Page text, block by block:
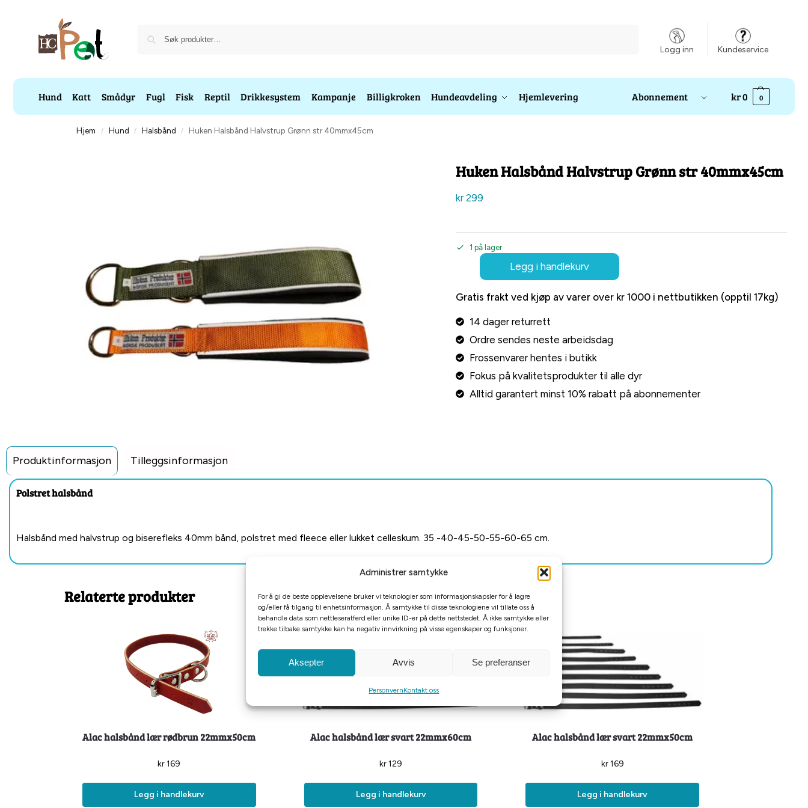
Administrer samtykke
For å gi de beste opplevelsene bruker vi teknologier som informasjonskapsler for å lagre
og/eller få tilgang til enhetsinformasjon. Å samtykke til disse teknologiene vil tillate oss å
behandle data som nettleseratferd eller unike ID-er på dette nettstedet. Å ikke samtykke eller
trekke tilbake samtykke kan ha negativ innvirkning på visse egenskaper og funksjoner.
Aksepter Avvis Se preferanser
PersonvernKontakt oss
Logg inn Kundeservice
Hund Katt Smådyr Fugl Fisk Reptil Drikkesystem Kampanje Billigkroken Hundeavdeling Hjemlevering Abonnement kr0 0
Hjem / Hund / Halsbånd / Huken Halsbånd Halvstrup Grønn str 40mmx45cm
Huken Halsbånd Halvstrup Grønn str 40mmx45cm
kr299
1 på lager
Legg i handlekurv
Gratis frakt ved kjøp av varer over kr 1000 i nettbutikken (opptil 17kg)
14 dager returrett
Ordre sendes neste arbeidsdag
Frossenvarer hentes i butikk
Fokus på kvalitetsprodukter til alle dyr
Alltid garantert minst 10% rabatt på abonnementer
Produktinformasjon Tilleggsinformasjon
Polstret halsbånd
Halsbånd med halvstrup og biserefleks 40mm bånd, polstret med fleece eller lukket celleskum. 35 -40-45-50-55-60-65 cm.
Relaterte produkter
Alac halsbånd lær rødbrun 22mmx50cm
kr169
Legg i handlekurv
Alac halsbånd lær svart 22mmx60cm
kr129
Legg i handlekurv
Alac halsbånd lær svart 22mmx50cm
kr169
Legg i handlekurv